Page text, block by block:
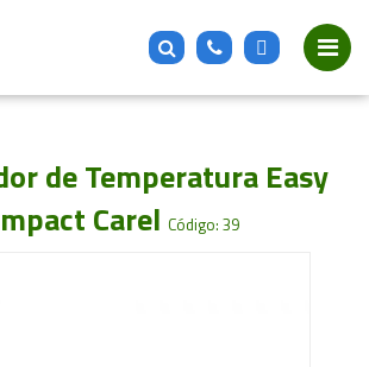
de Temperatura Easy
Carel Código: 39